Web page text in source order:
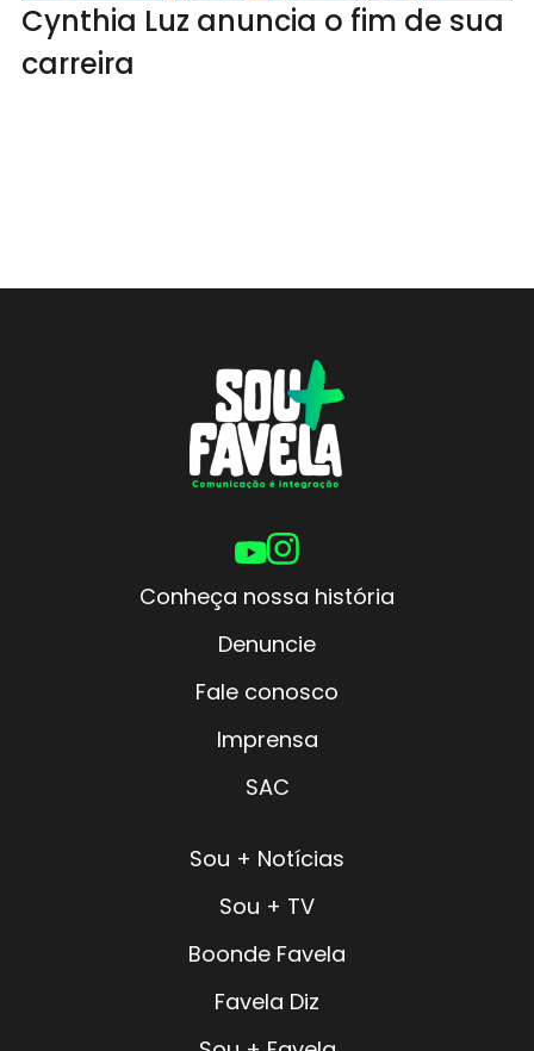
Cynthia Luz anuncia o fim de sua
carreira
Conheça nossa história
Denuncie
Fale conosco
Imprensa
SAC
Sou + Notícias
Sou + TV
Boonde Favela
Favela Diz